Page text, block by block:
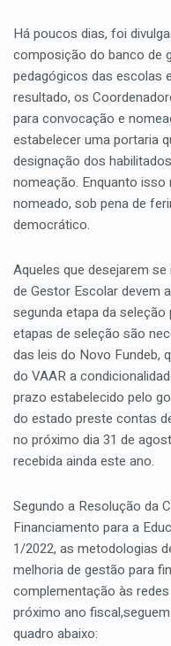
Há poucos dias, foi
composição do banco de
pedagógicos das escolas
resultado, os
para convocação e
estabelecer uma portaria
designação dos
nomeação. Enquanto
nomeado, sob pena de
democrático.
Aqueles que desejarem
de Gestor Escolar devem
segunda etapa da seleção
etapas de seleção são
das leis do Novo Fundeb,
do VAAR a
prazo estabelecido pelo
do estado preste contas
no próximo dia 31 de
recebida ainda este ano.
Segundo a Resolução da
Financiamento para a
1/2022, as metodologias
melhoria de gestão para
complementação às
próximo ano
quadro abaixo: